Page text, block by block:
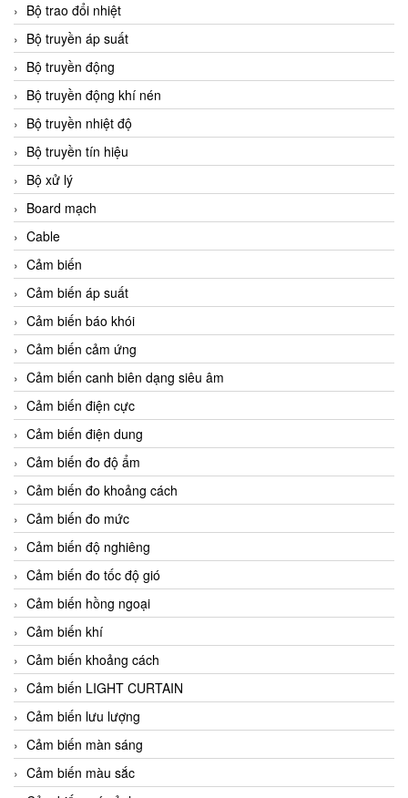
Bộ trao đổi nhiệt
Bộ truyền áp suất
Bộ truyền động
Bộ truyền động khí nén
Bộ truyền nhiệt độ
Bộ truyền tín hiệu
Bộ xử lý
Board mạch
Cable
Cảm biến
Cảm biến áp suất
Cảm biến báo khói
Cảm biến cảm ứng
Cảm biến canh biên dạng siêu âm
Cảm biến điện cực
Cảm biến điện dung
Cảm biến đo độ ẩm
Cảm biến đo khoảng cách
Cảm biến đo mức
Cảm biến độ nghiêng
Cảm biến đo tốc độ gió
Cảm biến hồng ngoại
Cảm biến khí
Cảm biến khoảng cách
Cảm biến LIGHT CURTAIN
Cảm biến lưu lượng
Cảm biến màn sáng
Cảm biến màu sắc